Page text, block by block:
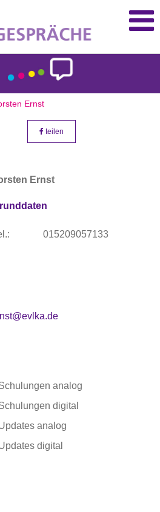
Ernst
teilen
Ernst
015209057133
analog
digital
analog
digital